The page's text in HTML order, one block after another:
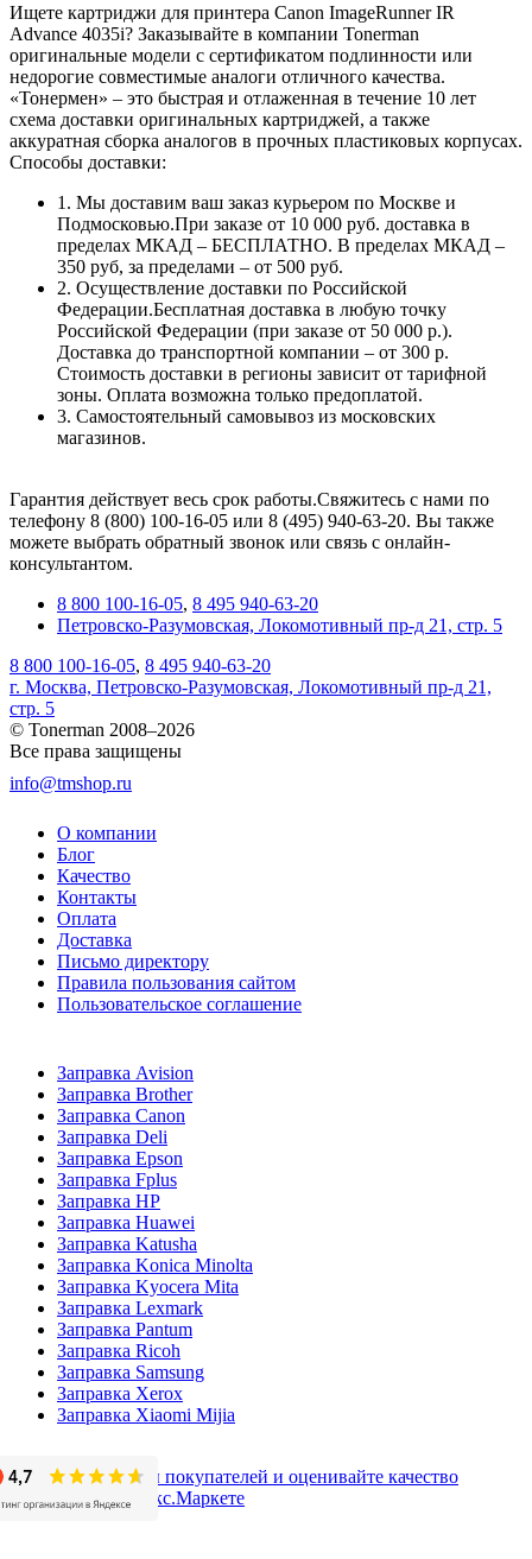
Ищете картриджи для принтера Canon ImageRunner IR
Advance 4035i? Заказывайте в компании Tonerman
оригинальные модели с сертификатом подлинности или
недорогие совместимые аналоги отличного качества.
«Тонермен» – это быстрая и отлаженная в течение 10 лет
схема доставки оригинальных картриджей, а также
аккуратная сборка аналогов в прочных пластиковых корпусах.
Способы доставки:
1. Мы доставим ваш заказ курьером по Москве и
Подмосковью.При заказе от 10 000 руб. доставка в
пределах МКАД – БЕСПЛАТНО. В пределах МКАД –
350 руб, за пределами – от 500 руб.
2. Осуществление доставки по Российской
Федерации.Бесплатная доставка в любую точку
Российской Федерации (при заказе от 50 000 р.).
Доставка до транспортной компании – от 300 р.
Стоимость доставки в регионы зависит от тарифной
зоны. Оплата возможна только предоплатой.
3. Самостоятельный самовывоз из московских
магазинов.
Гарантия действует весь срок работы.Свяжитесь с нами по
телефону 8 (800) 100-16-05 или 8 (495) 940-63-20. Вы также
можете выбрать обратный звонок или связь с онлайн-
консультантом.
8 800 100-16-05, 8 495 940-63-20
Петровско-Разумовская, Локомотивный пр-д 21, стр. 5
8 800 100-16-05, 8 495 940-63-20
г. Москва, Петровско-Разумовская, Локомотивный пр-д 21,
стр. 5
© Tonerman 2008–2026
Все права защищены
info@tmshop.ru
О компании
Блог
Качество
Контакты
Оплата
Доставка
Письмо директору
Правила пользования сайтом
Пользовательское соглашение
Заправка Avision
Заправка Brother
Заправка Canon
Заправка Deli
Заправка Epson
Заправка Fplus
Заправка HP
Заправка Huawei
Заправка Katusha
Заправка Konica Minolta
Заправка Kyocera Mita
Заправка Lexmark
Заправка Pantum
Заправка Ricoh
Заправка Samsung
Заправка Xerox
Заправка Xiaomi Mijia